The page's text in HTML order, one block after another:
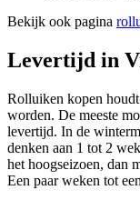
Bekijk ook pagina
Levertijd in
Rolluiken kopen
worden. De meeste
levertijd. In de
denken aan 1 tot 2
het hoogseizoen, dan
Een paar weken tot